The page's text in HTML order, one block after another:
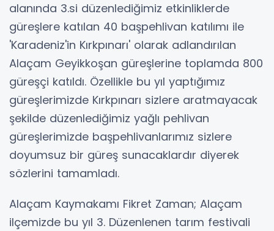
alanında 3.si düzenlediğimiz etkinliklerde
güreşlere katılan 40 başpehlivan katılımı ile
'Karadeniz'in Kırkpınarı' olarak adlandırılan
Alaçam Geyikkoşan güreşlerine toplamda 800
güreşçi katıldı. Özellikle bu yıl yaptığımız
güreşlerimizde Kırkpınarı sizlere aratmayacak
şekilde düzenlediğimiz yağlı pehlivan
güreşlerimizde başpehlivanlarımız sizlere
doyumsuz bir güreş sunacaklardır diyerek
sözlerini tamamladı.
Alaçam Kaymakamı Fikret Zaman; Alaçam
ilçemizde bu yıl 3. Düzenlenen tarım festivali